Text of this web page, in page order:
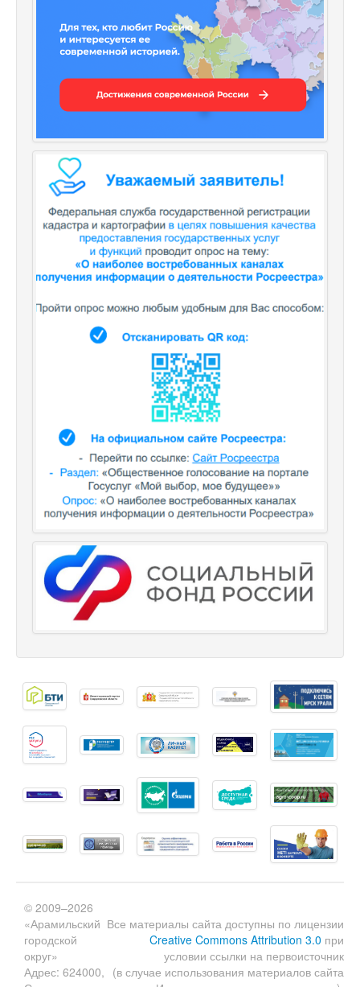
Все материалы сайта доступны по лицензии
Creative Commons Attribution 3.0 при
условии ссылки на первоисточник
(в случае использования материалов сайта
© 2009–2026
«Арамильский
городской
округ»
Адрес: 624000,